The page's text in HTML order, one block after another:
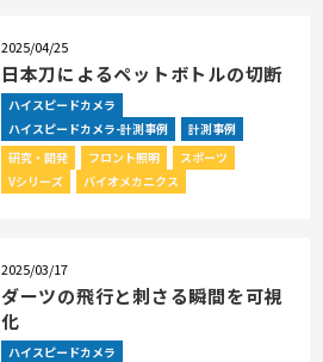
2025/04/25
日本刀によるペットボトルの切断
ハイスピードカメラ
ハイスピードカメラ-計測事例
計測事例
研究・開発
フロント照明
スポーツ
Vシリーズ
バイオメカニクス
2025/03/17
ダーツの飛行と刺さる瞬間を可視
化
ハイスピードカメラ